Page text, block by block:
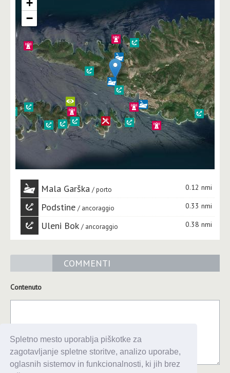
Spletno mesto uporablja piškotke za
zagotavljanje spletne storitve, analizo uporabe,
oglasnih sistemov in funkcionalnosti, ki jih brez
+
−
Mala Garška porto 0.12 nmi
Podstine ancoraggio 0.33 nmi
Uleni Bok ancoraggio 0.38 nmi
COMMENTI
Contenuto